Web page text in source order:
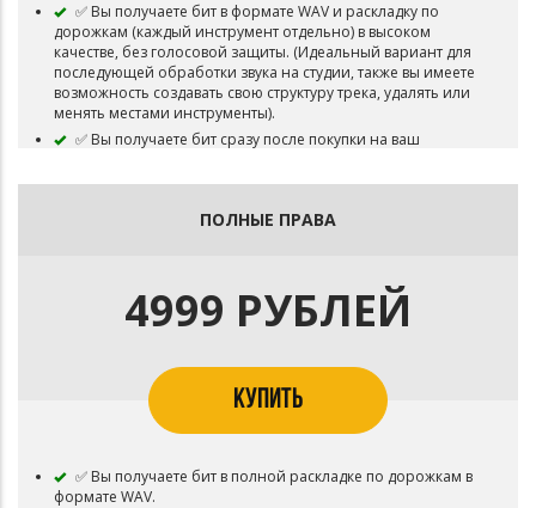
✅ Вы получаете бит в формате WAV и раскладку по
дорожкам (каждый инструмент отдельно) в высоком
качестве, без голосовой защиты. (Идеальный вариант для
последующей обработки звука на студии, также вы имеете
возможность создавать свою структуру трека, удалять или
менять местами инструменты).
✅ Вы получаете бит сразу после покупки на ваш
(Будьте внимательны при указании электронного адреса,
✅ Возможность использования для записи песни
Яндекс.Музыка, VK Музыка, Spotify, Deezer, и т.д. Вы можете
снять видеоклип на записанную песню.
✅ Бит остается в продаже.
⛔Запрещено перепродавать бит.
ПОЛНЫЕ ПРАВА
4999 РУБЛЕЙ
КУПИТЬ
✅ Вы получаете бит в полной раскладке по дорожкам в
формате WAV.